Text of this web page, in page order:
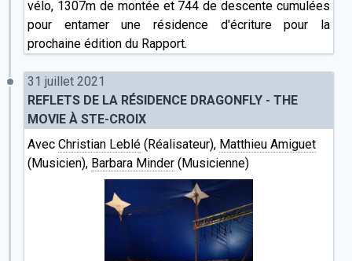
vélo, 1307m de montée et 744 de descente cumulées
pour entamer une résidence d'écriture pour la
prochaine édition du Rapport.
31 juillet 2021
REFLETS DE LA RÉSIDENCE DRAGONFLY - THE
MOVIE À STE-CROIX
Avec Christian Leblé (Réalisateur), Matthieu Amiguet
(Musicien), Barbara Minder (Musicienne)